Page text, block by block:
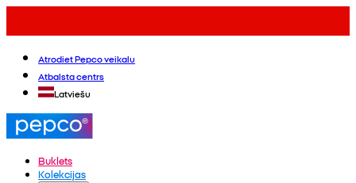
Atrodiet Pepco veikalu
Atbalsta centrs
Latviešu
Buklets
Kolekcijas